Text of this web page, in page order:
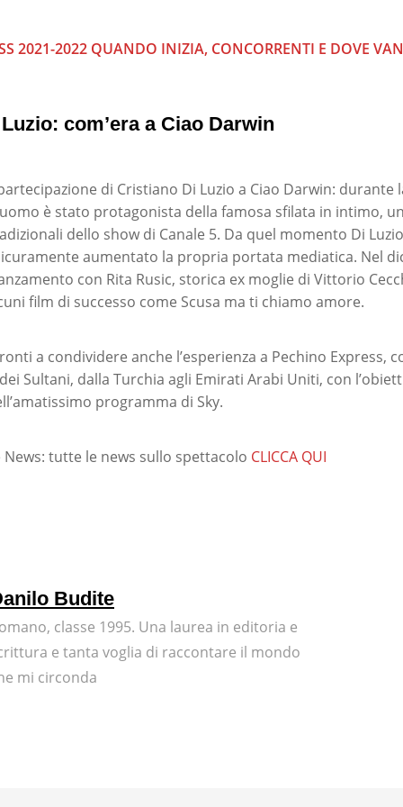
2021-2022 QUANDO INIZIA, CONCORRENTI E DOVE
com’era a Ciao Darwin
di Cristiano Di Luzio a Ciao Darwin:
è stato protagonista della famosa sfilata in intimo,
dello show di Canale 5. Da quel momento Di
aumentato la propria portata mediatica. Nel
con Rita Rusic, storica ex moglie di Vittorio
film di successo come Scusa ma ti chiamo amore.
a condividere anche l’esperienza a Pechino Express,
Sultani, dalla Turchia agli Emirati Arabi Uniti, con
programma di Sky.
News: tutte le news sullo spettacolo CLICCA QUI
Budite
classe 1995. Una laurea in editoria e
e tanta voglia di raccontare il mondo
mi circonda